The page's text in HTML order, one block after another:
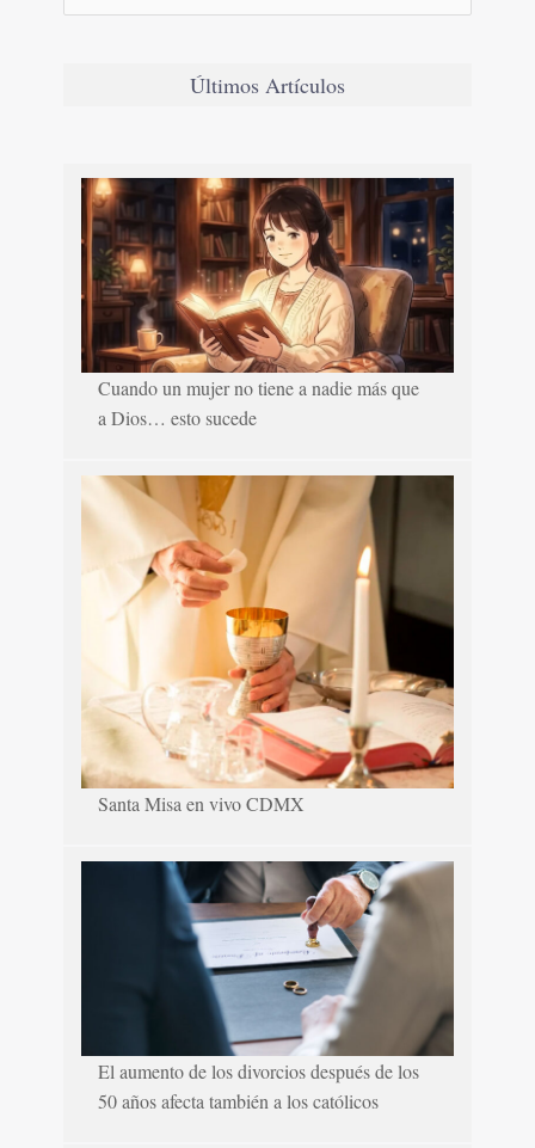
Últimos Artículos
Cuando un mujer no tiene a nadie más que
a Dios… esto sucede
Santa Misa en vivo CDMX
El aumento de los divorcios después de los
50 años afecta también a los católicos